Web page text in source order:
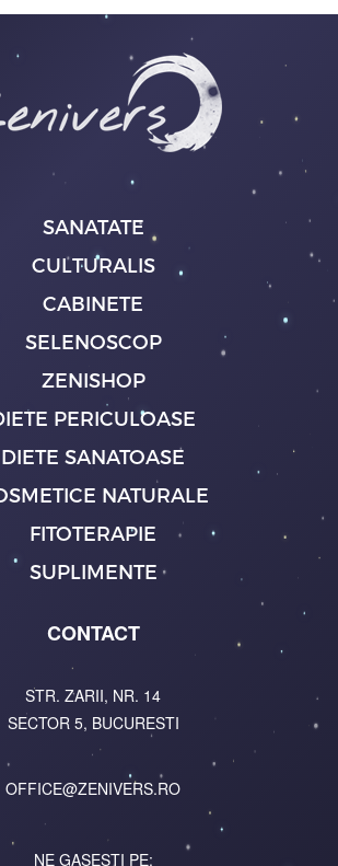
SANATATE
CULTURALIS
CABINETE
SELENOSCOP
ZENISHOP
PERICULOASE
DIETE SANATOASE
NATURALE
FITOTERAPIE
SUPLIMENTE
CONTACT
STR. ZARII, NR. 14
SECTOR 5, BUCURESTI
OFFICE@ZENIVERS.RO
NE GASESTI PE: